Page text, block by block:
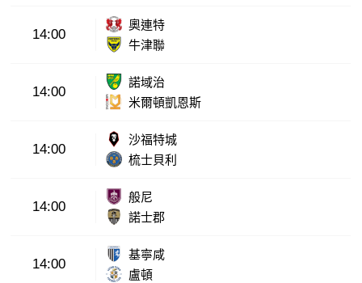
14:00
奧連特
牛津聯
14:00
諾域治
米爾頓凱恩斯
14:00
沙福特城
梳士貝利
14:00
般尼
諾士郡
14:00
基寧咸
盧頓